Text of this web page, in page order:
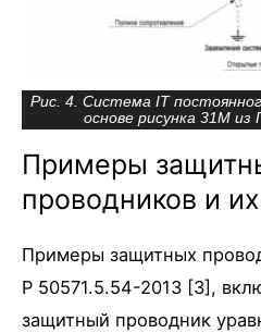
Рис. 4. Система IT
основе рисунка 31M
Примеры
проводников и
Примеры защитных
Р 50571.5.54-2013 [3],
защитный проводник